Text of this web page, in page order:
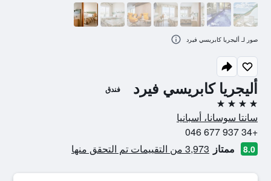
أليجريا كابريسي فيرد فندق
4 نجوم
سانتا سوسانا، أسبانيا
+34 937 677 046
8.0 ممتاز 3,973 من التقييمات تم التحقق منها
صور لـ أليجريا كابريسي فيرد